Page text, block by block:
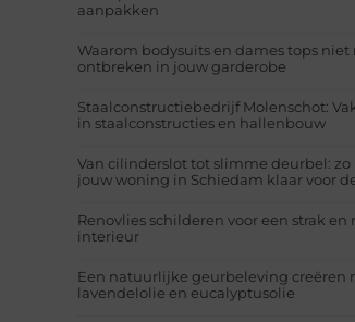
aanpakken
Waarom bodysuits en dames tops niet
ontbreken in jouw garderobe
Staalconstructiebedrijf Molenschot:
in staalconstructies en hallenbouw
Van cilinderslot tot slimme deurbel: zo
jouw woning in Schiedam klaar voor
Renovlies schilderen voor een strak en
interieur
Een natuurlijke geurbeleving creëren
lavendelolie en eucalyptusolie